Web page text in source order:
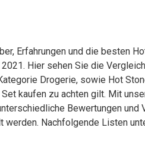
Erfahrungen und die besten
Hier sehen Sie die
Drogerie, sowie Hot
kaufen zu achten gilt. Mit
Bewertungen und
Nachfolgende Listen